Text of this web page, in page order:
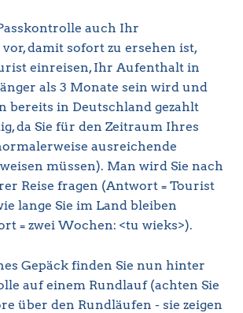
auch Ihr
damit sofort zu ersehen ist,
einreisen, Ihr Aufenthalt in
als 3 Monate sein wird und
bereits in Deutschland gezahlt
da Sie für den Zeitraum Ihres
ausreichende
müssen). Man wird Sie nach
Reise fragen (Antwort = Tourist
lange Sie im Land bleiben
= zwei Wochen: <tu wieks>).
Gepäck finden Sie nun hinter
auf einem Rundlauf (achten Sie
über den Rundläufen - sie zeigen